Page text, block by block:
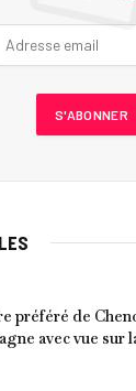
préféré de
avec vue sur
isolées